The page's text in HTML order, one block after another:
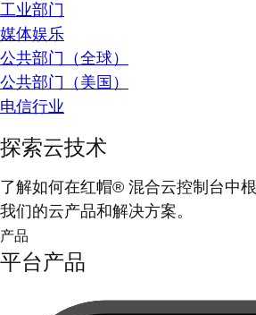
工业部门
媒体娱乐
公共部门（全球）
公共部门（美国）
电信行业
探索云技术
了解如何在红帽® 混合云控制台中
我们的云产品和解决方案。
产品
平台产品